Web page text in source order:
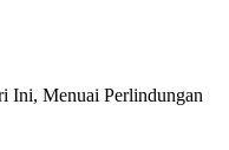
Ini, Menuai Perlindungan